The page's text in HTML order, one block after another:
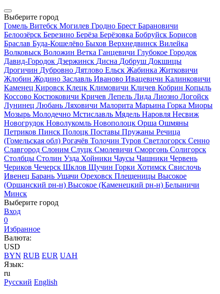
Выберите город
Гомель Витебск Могилев Гродно Брест Барановичи
Белоозёрск Березино Берёза Берёзовка Бобруйск Борисов
Браслав Буда-Кошелёво Быхов Верхнедвинск Вилейка
Волковыск Воложин Ветка Ганцевичи Глубокое Городок
Давид-Городок Дзержинск Дисна Добруш Докшицы
Дрогичин Дубровно Дятлово Ельск Жабинка Житковичи
Жлобин Жодино Заславль Иваново Ивацевичи Калинковичи
Каменец Кировск Клецк Климовичи Кличев Кобрин Копыль
Коссово Костюковичи Кричев Лепель Лида Лиозно Логойск
Лунинец Любань Ляховичи Малорита Марьина Горка Миоры
Мозырь Молодечно Мстиславль Мядель Наровля Несвиж
Новогрудок Новолукомль Новополоцк Орша Ошмяны
Петриков Пинск Полоцк Поставы Пружаны Речица
(Гомельская обл) Рогачёв Толочин Туров Светлогорск Сенно
Славгород Слоним Слуцк Смолевичи Сморгонь Солигорск
Столбцы Столин Узда Хойники Чаусы Чашники Червень
Чериков Чечерск Шклов Щучин Горки Хотимск Свислочь
Ивенец Барань Ушачи Ореховск Плещеницы Высокое
(Оршанский рн-н) Высокое (Каменецкий рн-н) Белыничи
Минск
Выберите город
Вход
0
Избранное
Валюта:
USD
BYN RUB EUR UAH
Язык:
ru
Русский English